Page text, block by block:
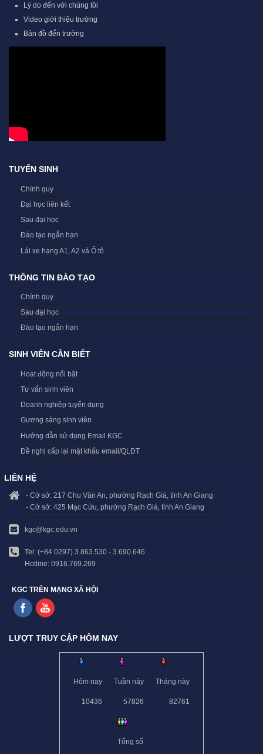
Lý do đến với chúng tôi
Video giới thiệu trường
Bản đồ đến trường
TUYỂN SINH
Chính quy
Đại học liên kết
Sau đại học
Đào tạo ngắn hạn
Lái xe hạng A1, A2 và Ô tô
THÔNG TIN ĐÀO TẠO
Chính quy
Sau đại học
Đào tạo ngắn hạn
SINH VIÊN CẦN BIẾT
Hoạt động nổi bật
Tư vấn sinh viên
Doanh nghiệp tuyển dụng
Gương sáng sinh viên
Hướng dẫn sử dụng Email KGC
Đề nghị cấp lại mật khẩu email/QLĐT
LIÊN HỆ
- Cở sở: 217 Chu Văn An, phường Rạch Giá, tỉnh An Giang
- Cở sở: 425 Mạc Cửu, phường Rạch Giá, tỉnh An Giang
kgc@kgc.edu.vn
Tel: (+84 0297) 3.863.530 - 3.690.646
Hotline: 0916.769.269
KGC TRÊN MẠNG XÃ HỘI
LƯỢT TRUY CẬP HÔM NAY
Hôm nay
10436
Tuần này
57826
Tháng này
82761
Tổng số